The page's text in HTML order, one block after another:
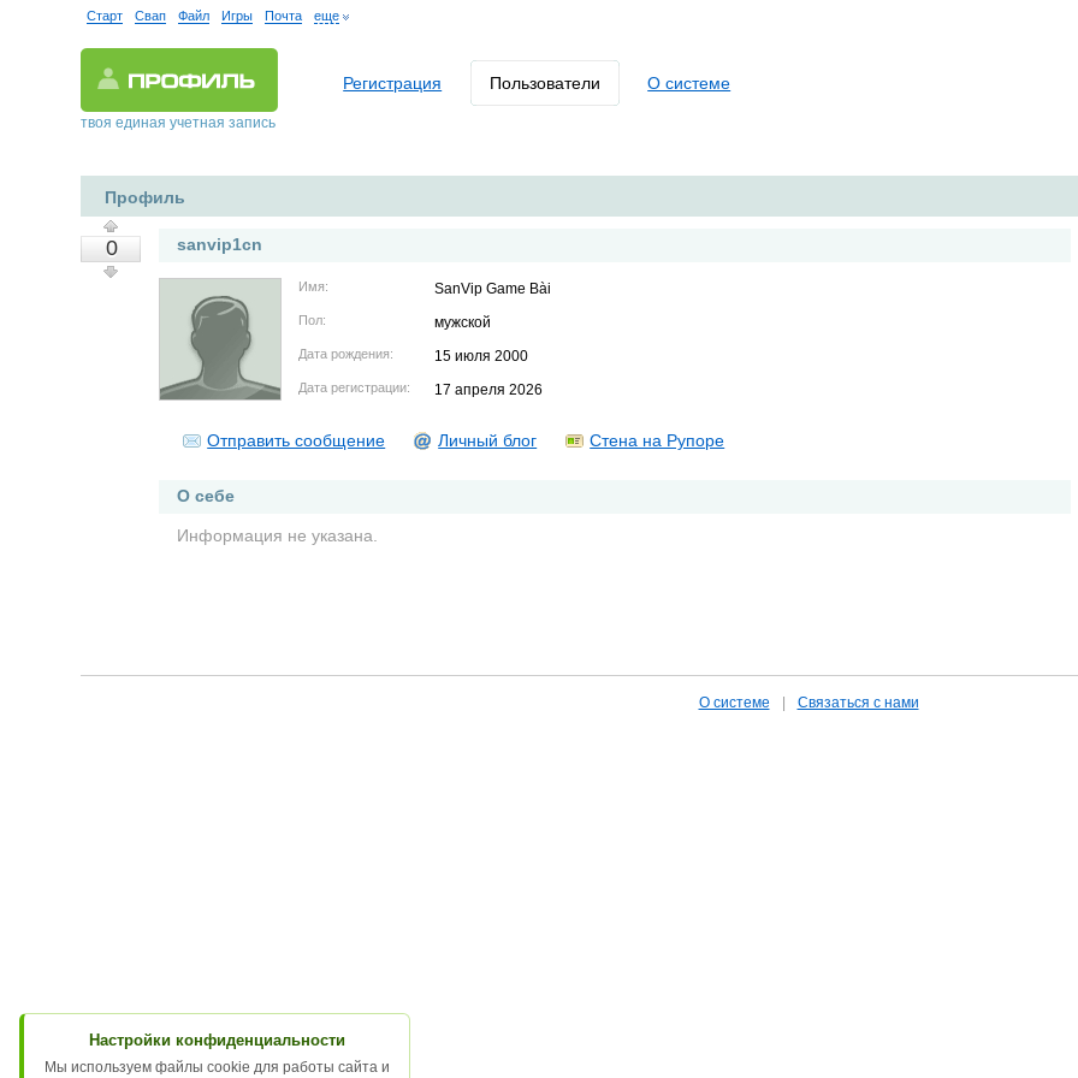
Старт Свап Файл Игры Почта еще
твоя единая учетная запись
Регистрация Пользователи О системе
Профиль
0 sanvip1cn
Имя: SanVip Game Bài
Пол: мужской
Дата рождения: 15 июля 2000
Дата регистрации: 17 апреля 2026
Отправить сообщение Личный блог Стена на Рупоре
О себе
Информация не указана.
О системе Связаться с нами
Настройки конфиденциальности
Мы используем файлы cookie для работы сайта и